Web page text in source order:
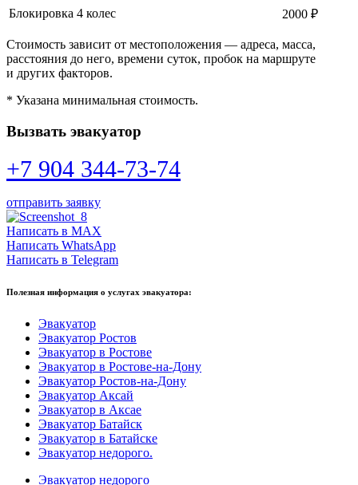
Блокировка 4 колес
2000 ₽
Стоимость зависит от местоположения — адреса, масса,
расстояния до него, времени суток, пробок на маршруте
и других факторов.
* Указана минимальная стоимость.
Вызвать эвакуатор
+7 904 344-73-74
отправить заявку
Написать в MAX
Написать WhatsApp
Написать в Telegram
Полезная информация о услугах эвакуатора:
Эвакуатор
Эвакуатор Ростов
Эвакуатор в Ростове
Эвакуатор в Ростове-на-Дону
Эвакуатор Ростов-на-Дону
Эвакуатор Аксай
Эвакуатор в Аксае
Эвакуатор Батайск
Эвакуатор в Батайске
Эвакуатор недорого.
Эвакуатор недорого